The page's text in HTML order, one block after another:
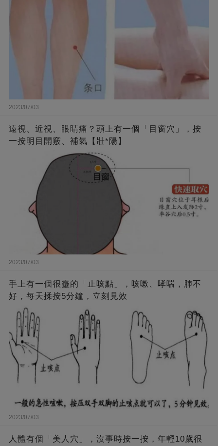
2023/07/03
遠視、近視、眼睛痛？頭上有一個「目窗穴」，按
一按明目開竅、補氣【壯*陽】
2023/07/03
手上有一個很靈的「止咳點」，咳嗽、哮喘，肺不
好，每天揉按5分鐘，立刻見效
2023/07/03
人體有個「美人穴」，沒事時按一按，年輕10歲很